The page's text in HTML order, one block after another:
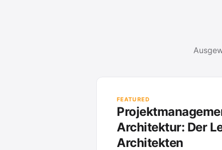
PROJEKTMANAGEMENT-LEITFÄDEN
Methoden und Werkzeuge für Ihre
METHODE 01
Gantt Charts